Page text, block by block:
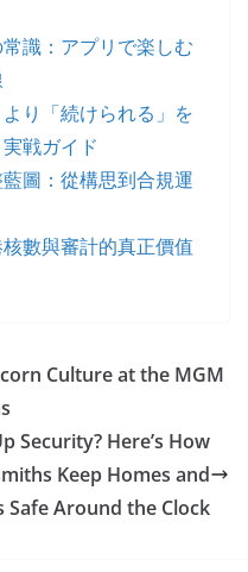
識：アプリで楽しむ
り「続けられる」を
戦ガイド
圖：從構思到合規運
數與審計的真正價值
Culture at the MGM
Security? Here’s How
Keep Homes and
Safe Around the Clock